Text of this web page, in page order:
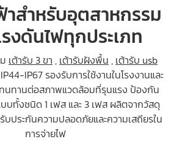
าสำหรับอุตสาหกรรม
งดันไฟทุกประเภท
เต้ารับ 3 ขา , เต้ารับฝังพื้น , เต้ารับ usb
IP67 รองรับการใช้งานในโรงงานและ
ทานต่อสภาพแวดล้อมที่รุนแรง ป้องกัน
บทั้งชนิด 1 เฟส และ 3 เฟส ผลิตจากวัสดุ
บประกันความปลอดภัยและความเสถียรใน
การจ่ายไฟ